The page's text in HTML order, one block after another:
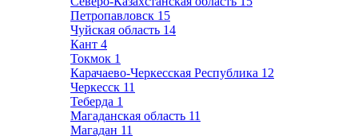
Петропавловск 15
Чуйская область 14
Кант 4
Токмок 1
Карачаево-Черкесская Республика 12
Черкесск 11
Теберда 1
Магаданская область 11
Магадан 11